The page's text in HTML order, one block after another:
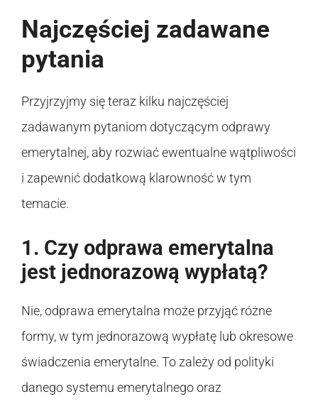
Najczęściej zadawane
pytania
Przyjrzyjmy się teraz kilku najczęściej
zadawanym pytaniom dotyczącym odprawy
emerytalnej, aby rozwiać ewentualne wątpliwości
i zapewnić dodatkową klarowność w tym
temacie.
1. Czy odprawa emerytalna
jest jednorazową wypłatą?
Nie, odprawa emerytalna może przyjąć różne
formy, w tym jednorazową wypłatę lub okresowe
świadczenia emerytalne. To zależy od polityki
danego systemu emerytalnego oraz